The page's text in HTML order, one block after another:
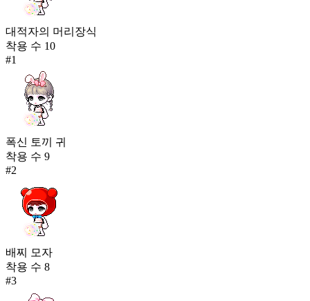
대적자의 머리장식
착용 수 10
#1
폭신 토끼 귀
착용 수 9
#2
배찌 모자
착용 수 8
#3